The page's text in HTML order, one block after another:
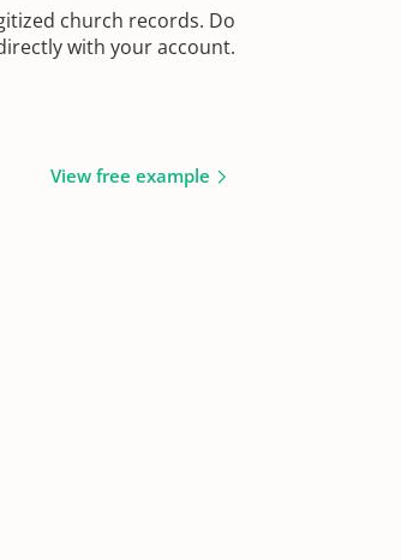
church records. Do
with your account.
View free example